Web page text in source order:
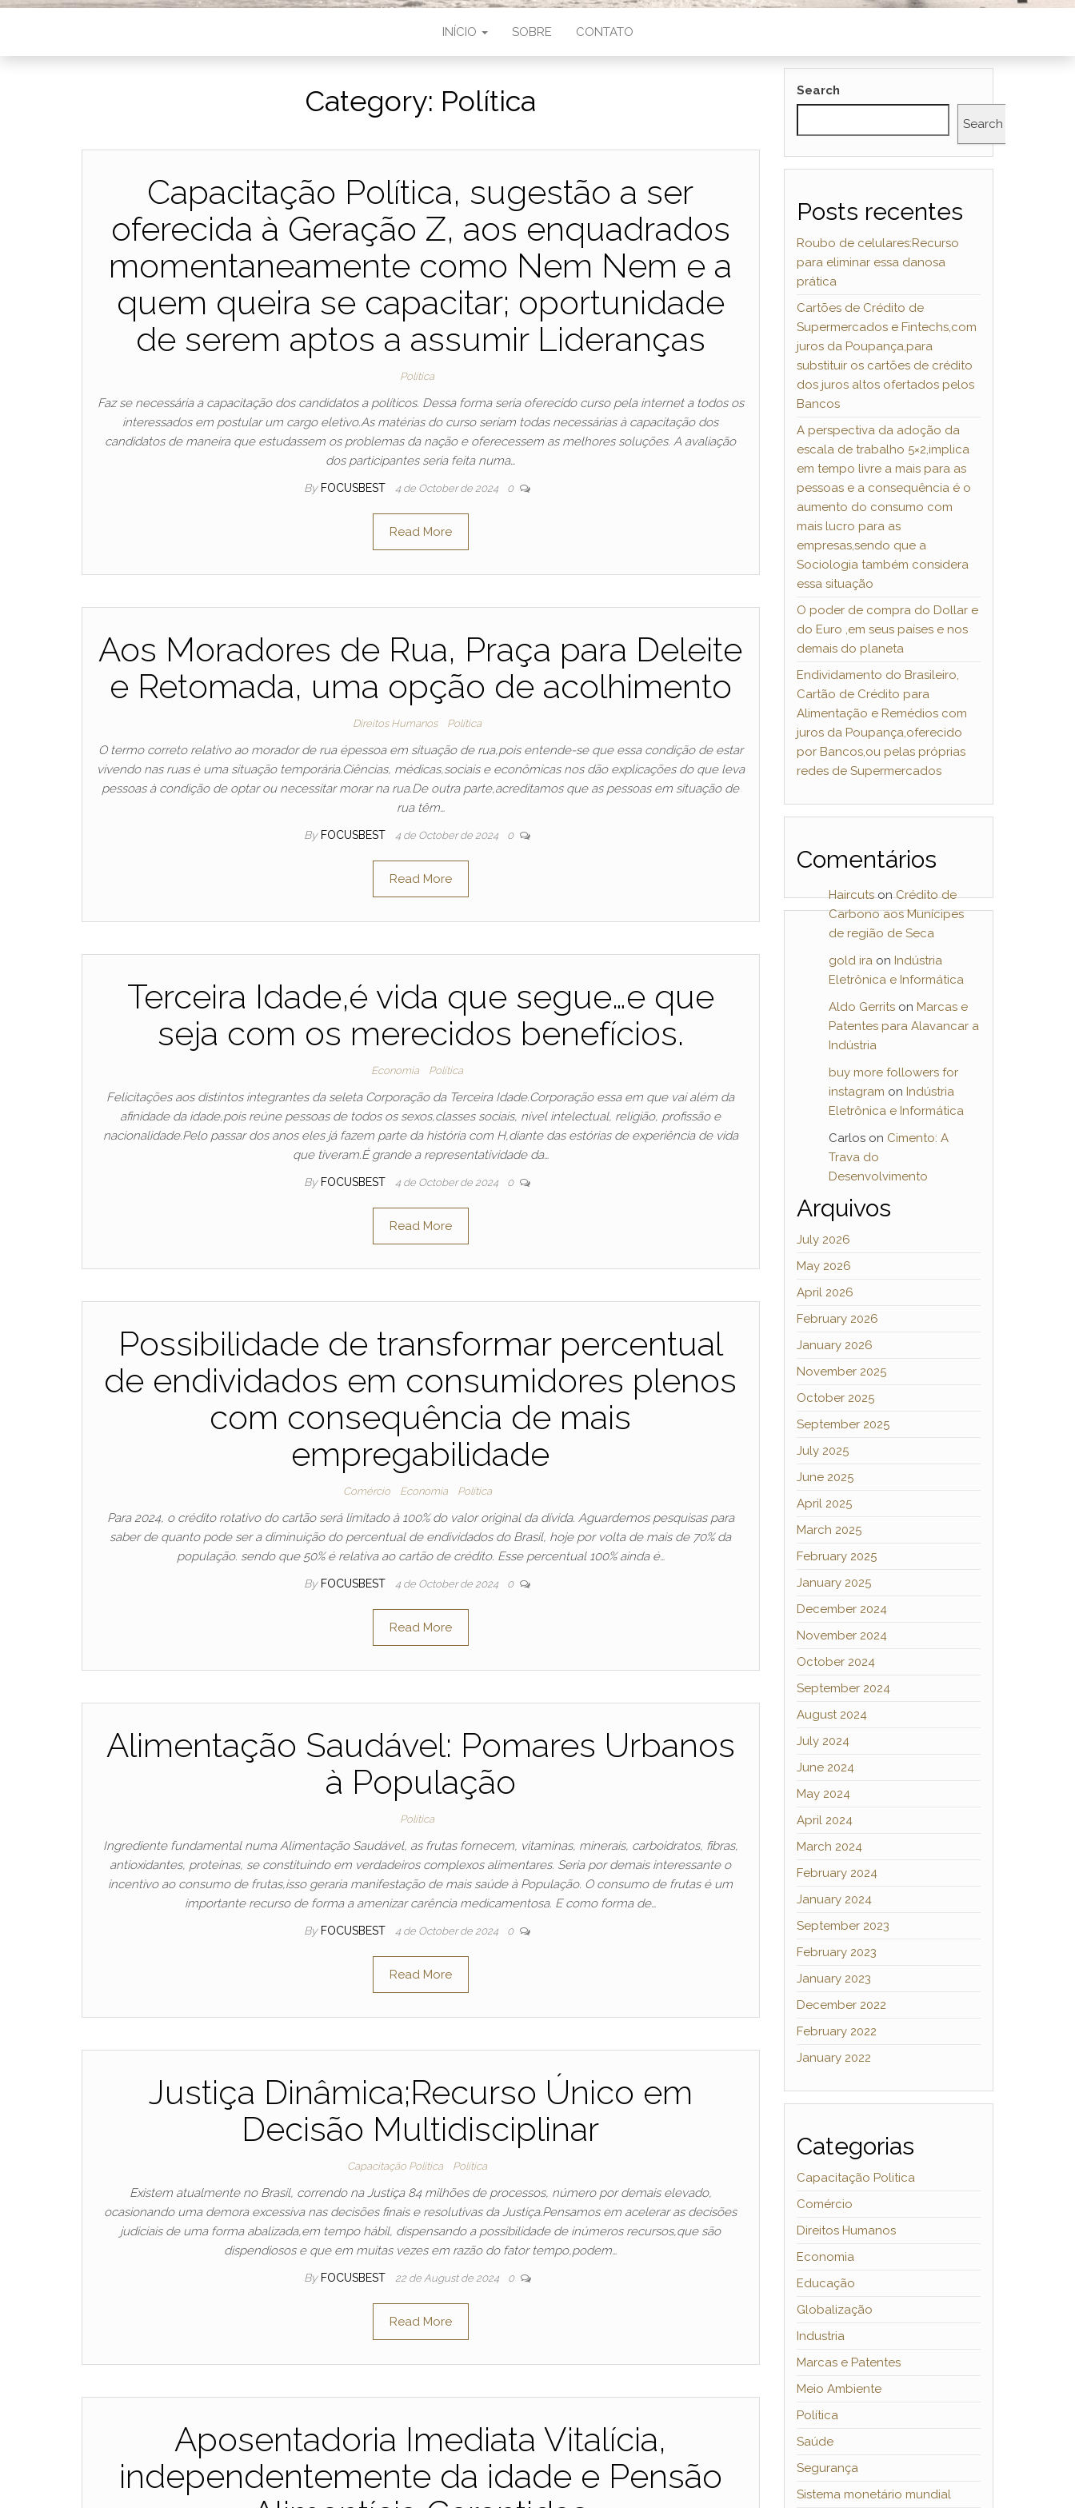
INÍCIO SOBRE CONTATO
Category: Política
Capacitação Política, sugestão a ser
oferecida à Geração Z, aos enquadrados
momentaneamente como Nem Nem e a
quem queira se capacitar; oportunidade
de serem aptos a assumir Lideranças
Política
Faz se necessária a capacitação dos candidatos a políticos. Dessa forma seria oferecido curso pela internet a todos os
interessados em postular um cargo eletivo.As matérias do curso seriam todas necessárias à capacitação dos
candidatos de maneira que estudassem os problemas da nação e oferecessem as melhores soluções. A avaliação
dos participantes seria feita numa…
By FOCUSBEST 4 de October de 2024 0
Read More
Aos Moradores de Rua, Praça para Deleite
e Retomada, uma opção de acolhimento
Direitos Humanos Política
O termo correto relativo ao morador de rua épessoa em situação de rua,pois entende-se que essa condição de estar
vivendo nas ruas é uma situação temporária.Ciências, médicas,sociais e econômicas nos dão explicações do que leva
pessoas à condição de optar ou necessitar morar na rua.De outra parte,acreditamos que as pessoas em situação de
rua têm…
By FOCUSBEST 4 de October de 2024 0
Read More
Terceira Idade,é vida que segue…e que
seja com os merecidos benefícios.
Economia Política
Felicitações aos distintos integrantes da seleta Corporação da Terceira Idade.Corporação essa em que vai além da
afinidade da idade,pois reúne pessoas de todos os sexos,classes sociais, nível intelectual, religião, profissão e
nacionalidade.Pelo passar dos anos eles já fazem parte da história com H,diante das estórias de experiência de vida
que tiveram.É grande a representatividade da…
By FOCUSBEST 4 de October de 2024 0
Read More
Possibilidade de transformar percentual
de endividados em consumidores plenos
com consequência de mais
empregabilidade
Comércio Economia Política
Para 2024, o crédito rotativo do cartão será limitado à 100% do valor original da dívida. Aguardemos pesquisas para
saber de quanto pode ser a diminuição do percentual de endividados do Brasil, hoje por volta de mais de 70% da
população. sendo que 50% é relativa ao cartão de crédito. Esse percentual 100% ainda é…
By FOCUSBEST 4 de October de 2024 0
Read More
Alimentação Saudável: Pomares Urbanos
à População
Política
Ingrediente fundamental numa Alimentação Saudável, as frutas fornecem, vitaminas, minerais, carboidratos, fibras,
antioxidantes, proteínas, se constituindo em verdadeiros complexos alimentares. Seria por demais interessante o
incentivo ao consumo de frutas,isso geraria manifestação de mais saúde à População. O consumo de frutas é um
importante recurso de forma a amenizar carência medicamentosa. E como forma de…
By FOCUSBEST 4 de October de 2024 0
Read More
Justiça Dinâmica;Recurso Único em
Decisão Multidisciplinar
Capacitação Politica Política
Existem atualmente no Brasil, correndo na Justiça 84 milhões de processos, número por demais elevado,
ocasionando uma demora excessiva nas decisões finais e resolutivas da Justiça.Pensamos em acelerar as decisões
judiciais de uma forma abalizada,em tempo hábil, dispensando a possibilidade de inúmeros recursos,que são
dispendiosos e que em muitas vezes em razão do fator tempo,podem…
By FOCUSBEST 22 de August de 2024 0
Read More
Aposentadoria Imediata Vitalícia,
independentemente da idade e Pensão
Search
Search
Posts recentes
Roubo de celulares:Recurso
para eliminar essa danosa
prática
Cartões de Crédito de
Supermercados e Fintechs,com
juros da Poupança,para
substituir os cartões de crédito
dos juros altos ofertados pelos
Bancos
A perspectiva da adoção da
escala de trabalho 5×2,implica
em tempo livre a mais para as
pessoas e a consequência é o
aumento do consumo com
mais lucro para as
empresas,sendo que a
Sociologia também considera
essa situação
O poder de compra do Dollar e
do Euro ,em seus países e nos
demais do planeta
Endividamento do Brasileiro,
Cartão de Crédito para
Alimentação e Remédios com
juros da Poupança,oferecido
por Bancos,ou pelas próprias
redes de Supermercados
Comentários
HaircutsonCrédito de
Carbono aos Munícipes
de região de Seca
gold iraon Indústria
Eletrônica e Informática
Aldo Gerritson Marcas e
Patentes para Alavancar a
Indústria
buy more followers for
instagram on Indústria
Eletrônica e Informática
Carloson Cimento: A
Trava do
Desenvolvimento
Arquivos
July 2026
May 2026
April 2026
February 2026
January 2026
November 2025
October 2025
September 2025
July 2025
June 2025
April 2025
March 2025
February 2025
January 2025
December 2024
November 2024
October 2024
September 2024
August 2024
July 2024
June 2024
May 2024
April 2024
March 2024
February 2024
January 2024
September 2023
February 2023
January 2023
December 2022
February 2022
January 2022
Categorias
Capacitação Politica
Comércio
Direitos Humanos
Economia
Educação
Globalização
Industria
Marcas e Patentes
Meio Ambiente
Política
Saúde
Segurança
Sistema monetário mundial